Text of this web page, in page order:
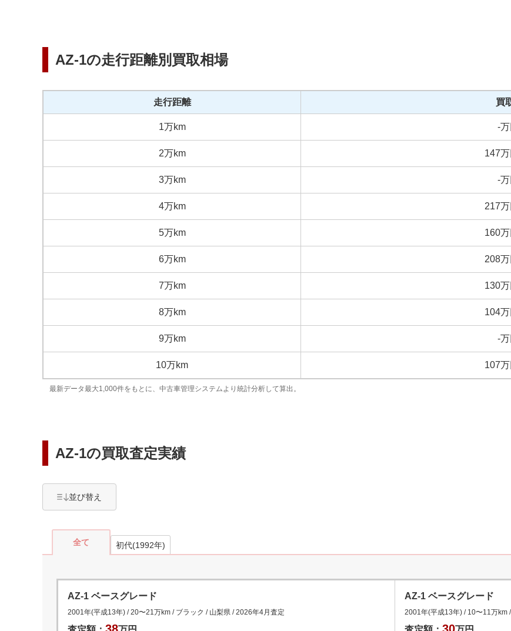
AZ-1の走行距離別買取相場
走行距離 買
1万km -万
2万km 147万
3万km -万
4万km 217万
5万km 160万
6万km 208万
7万km 130万
8万km 104万
9万km -万
10万km 107万
最新データ最大1,000件をもとに、中古車管理システムより統計分析して算出。
AZ-1の買取査定実績
並び替え
全て 初代(1992年)
AZ-1 ベースグレード
2001年(平成13年) /20〜21万km / ブラック / 山梨県 /2026年4月 査定
AZ-1 ベースグレード
2001年(平成13年) / 10〜11万km /